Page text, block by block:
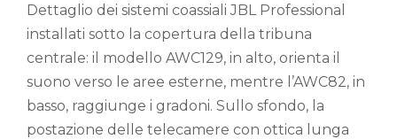
Dettaglio dei sistemi coassiali JBL Professional
installati sotto la copertura della tribuna
centrale: il modello AWC129, in alto, orienta il
suono verso le aree esterne, mentre l’AWC82, in
basso, raggiunge i gradoni. Sullo sfondo, la
postazione delle telecamere con ottica lunga